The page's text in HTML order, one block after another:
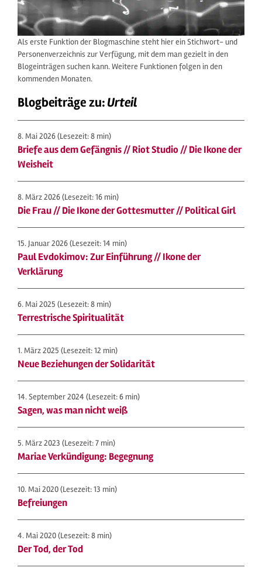
Als erste Funktion der Blogmaschine steht hier ein Stichwort- und
Personenverzeichnis zur Verfügung, mit dem man gezielt in den
Blogeinträgen suchen kann. Weitere Funktionen folgen in den
kommenden Monaten.
Blogbeiträge zu:Urteil
8. Mai 2026(Lesezeit: 8 min)
Briefe aus dem Gefängnis // Riot Studio // Die Ikone der
Weisheit
8. März 2026(Lesezeit: 16 min)
Die Frau // Die Ikone der Gottesmutter // Political Girl
15. Januar 2026(Lesezeit: 14 min)
Paul Evdokimov: Zur Einführung // Ikone der
Verklärung
6. Mai 2025 (Lesezeit: 8 min)
Terrestrische Spiritualität
1. März 2025 (Lesezeit: 12 min)
Neue Beziehungen der Solidarität
14. September 2024 (Lesezeit: 6 min)
Sagen, was man nicht weiß
5. März 2023 (Lesezeit: 7 min)
Mariae Verkündigung: Begegnung
10. Mai 2020(Lesezeit: 13 min)
Befreiungen
4. Mai 2020(Lesezeit: 8 min)
Der Tod, der Tod